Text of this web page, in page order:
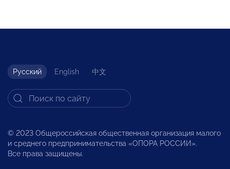
Русский English 中文
© 2023 Общероссийская общественная организация малого
и среднего предпринимательства «ОПОРА РОССИИ».
Все права защищены.